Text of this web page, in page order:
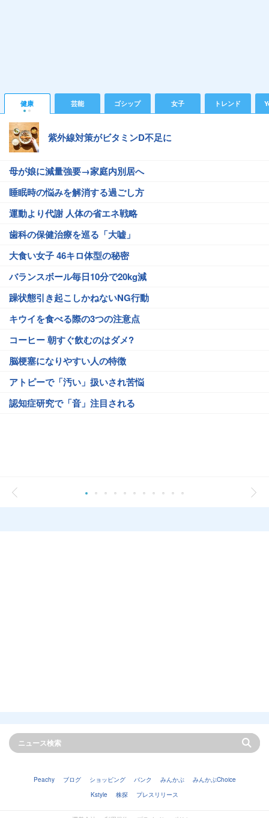
健康 芸能 ゴシップ 女子 トレンド
紫外線対策がビタミンD不足に
母が娘に減量強要→家庭内別居へ
睡眠時の悩みを解消する過ごし方
運動より代謝 人体の省エネ戦略
歯科の保健治療を巡る「大嘘」
大食い女子 46キロ体型の秘密
バランスボール毎日10分で20kg減
躁状態引き起こしかねないNG行動
キウイを食べる際の3つの注意点
コーヒー 朝すぐ飲むのはダメ?
脳梗塞になりやすい人の特徴
アトピーで「汚い」扱いされ苦悩
認知症研究で「音」注目される
Peachy ブログ ショッピング バンク みんかぶ
みんかぶChoice
Kstyle
株探 プレスリリース